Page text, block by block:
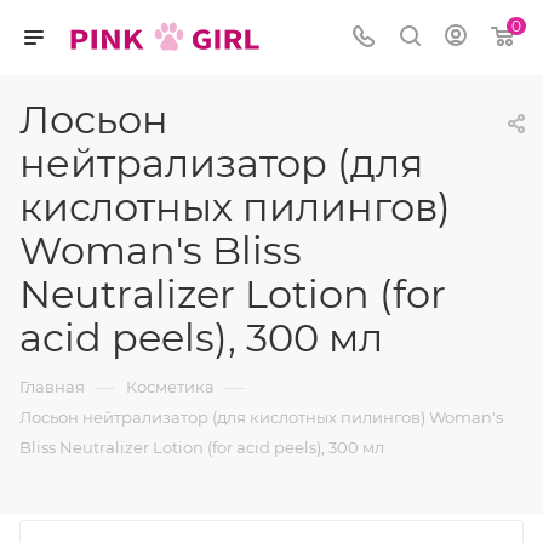
0
Лосьон
нейтрализатор (для
кислотных пилингов)
Woman's Bliss
Neutralizer Lotion (for
acid peels), 300 мл
Главная — Косметика —
Лосьон нейтрализатор (для кислотных пилингов) Woman's
Bliss Neutralizer Lotion (for acid peels), 300 мл